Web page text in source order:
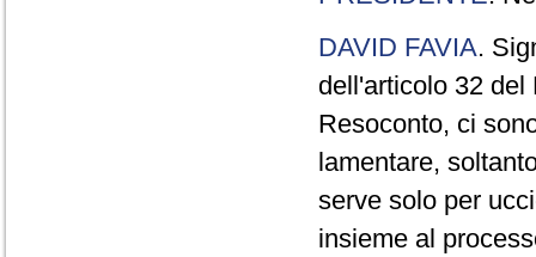
DAVID FAVIA.
dell'articolo 32 del
Resoconto, ci
lamentare,
serve solo per
insieme al